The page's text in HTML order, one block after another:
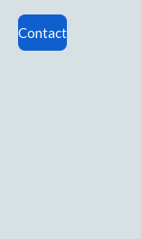
Contact